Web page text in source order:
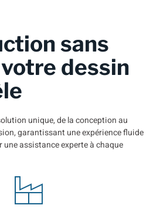
sans
dessin
unique, de la conception au
garantissant une expérience fluide
une assistance experte à chaque